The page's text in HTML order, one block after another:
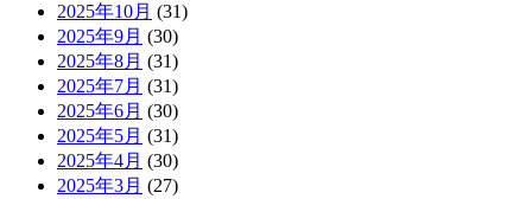
2025年10月 (31)
2025年9月 (30)
2025年8月 (31)
2025年7月 (31)
2025年6月 (30)
2025年5月 (31)
2025年4月 (30)
2025年3月 (27)